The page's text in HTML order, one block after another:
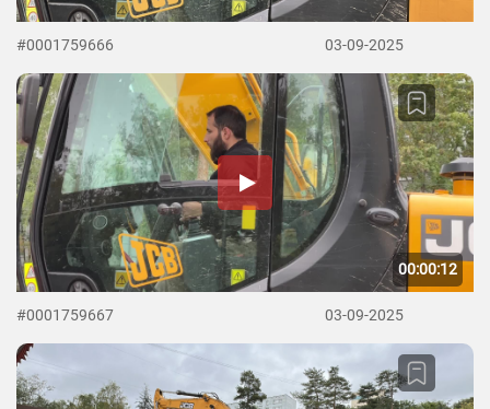
#0001759666 03-09-2025
00:00:12
#0001759667 03-09-2025